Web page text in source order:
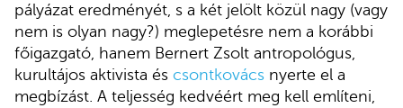
pályázat eredményét, s a két jelölt közül nagy (vagy
nem is olyan nagy?) meglepetésre nem a korábbi
főigazgató, hanem Bernert Zsolt antropológus,
kurultájos aktivista és csontkovács nyerte el a
megbízást. A teljesség kedvéért meg kell említeni,